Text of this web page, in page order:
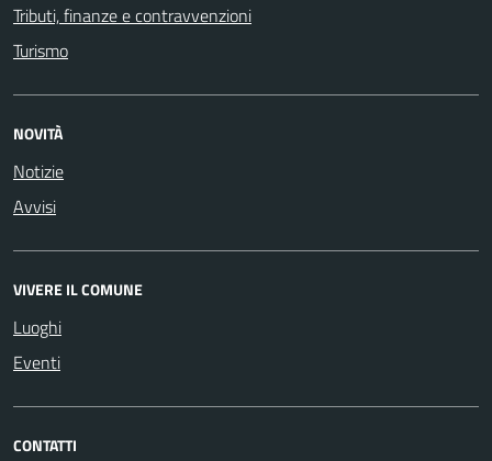
Tributi, finanze e contravvenzioni
Turismo
NOVITÀ
Notizie
Avvisi
VIVERE IL COMUNE
Luoghi
Eventi
CONTATTI